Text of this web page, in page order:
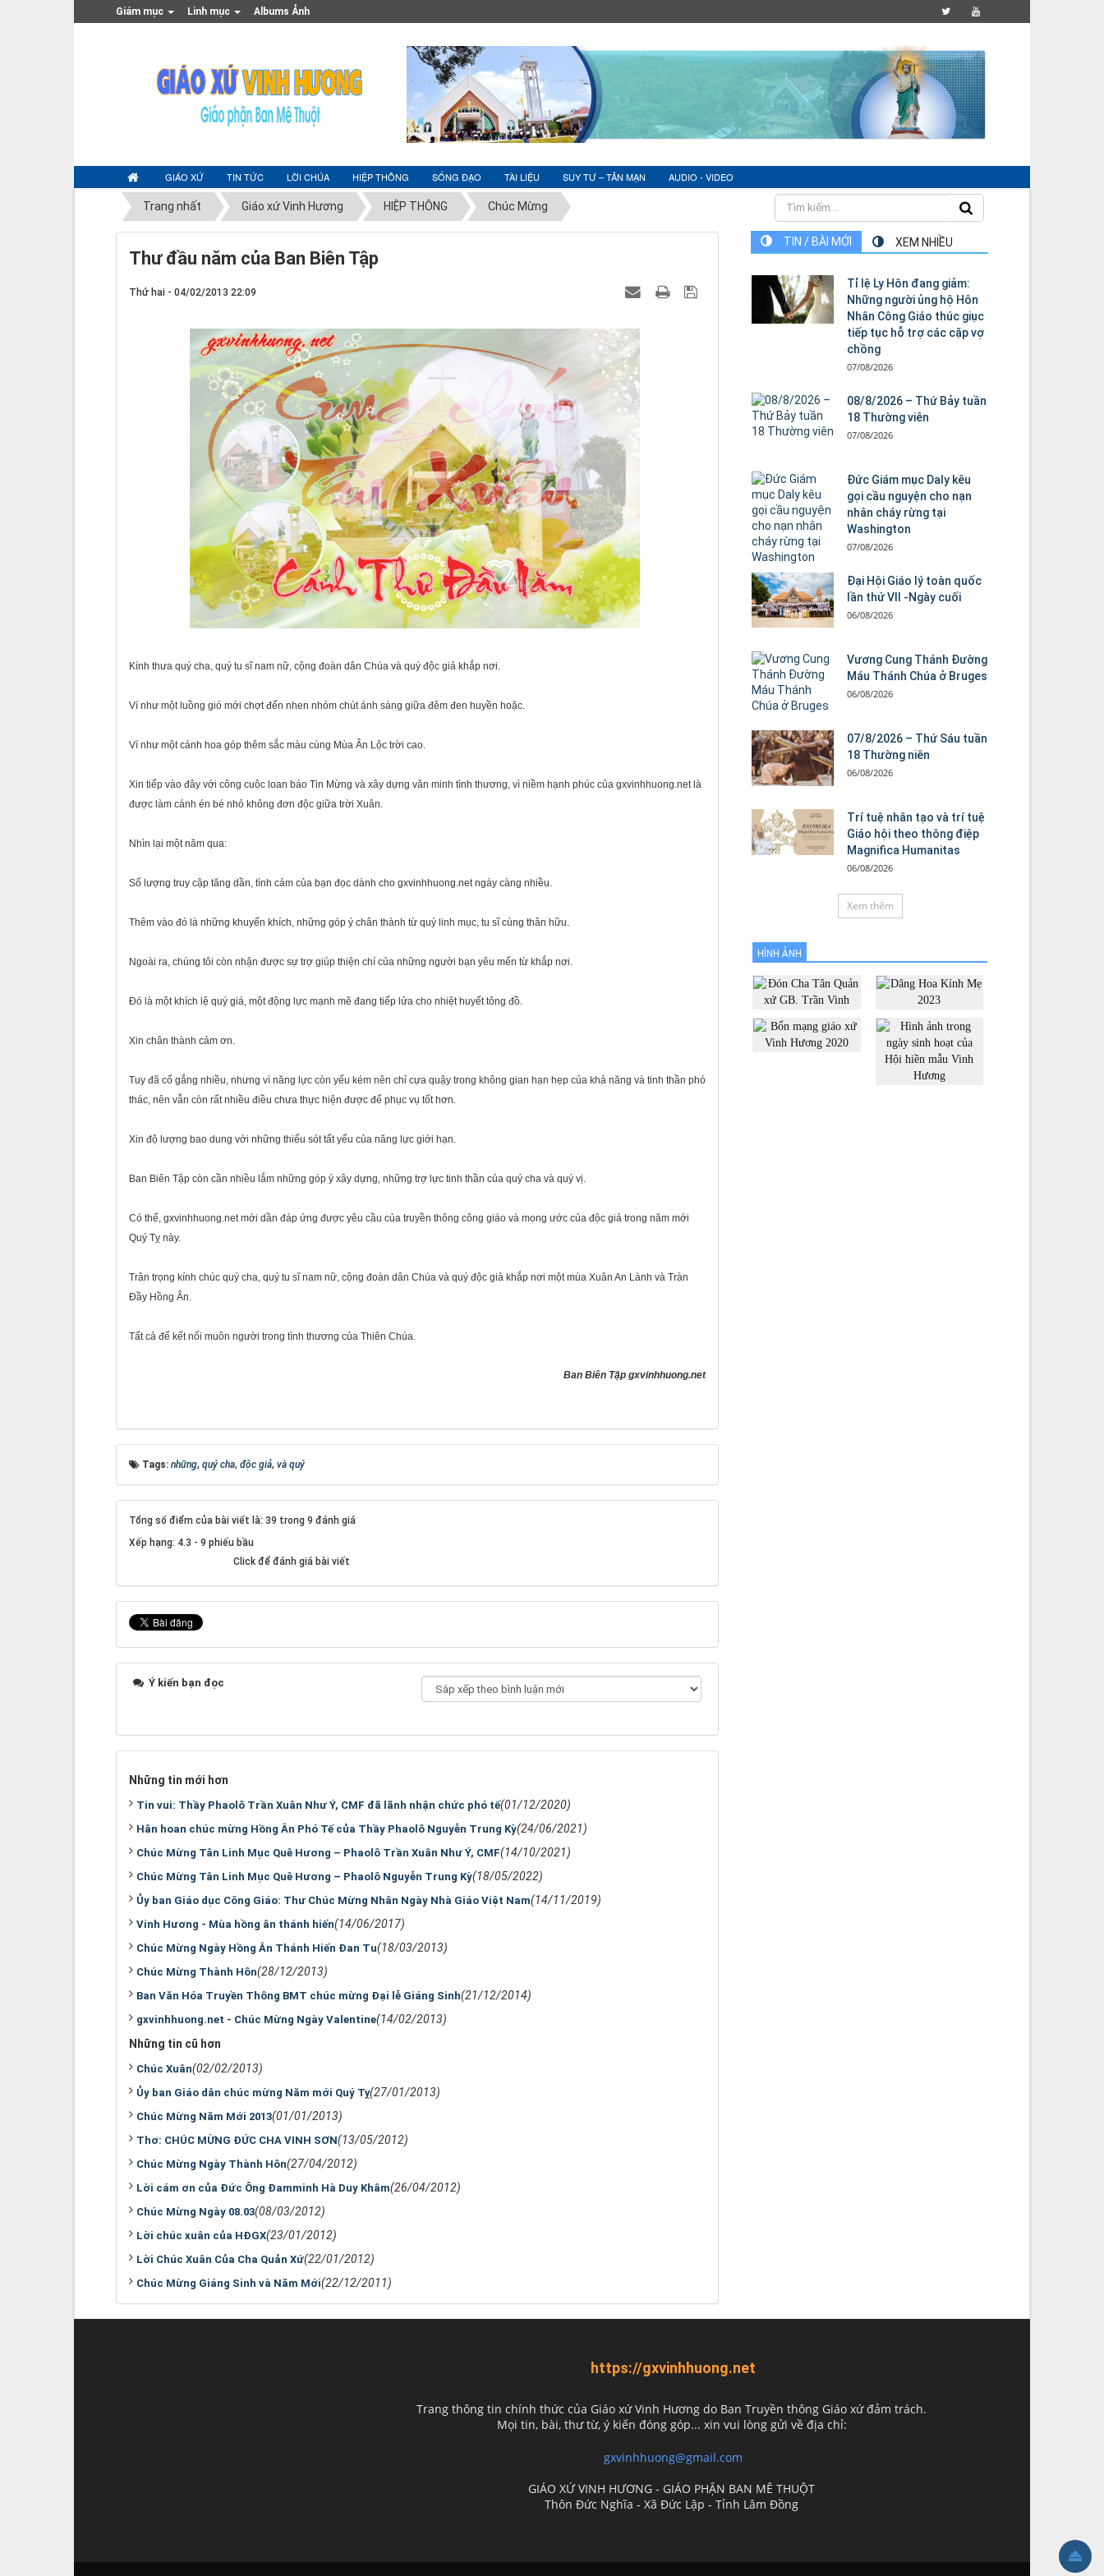
Giám mục Linh mục Albums Ảnh
GIÁO XỨ TIN TỨC LỜI CHÚA HIỆP THÔNG SỐNG ĐẠO TÀI LIỆU SUY TƯ – TẢN MẠN AUDIO - VIDEO
Trang nhất Giáo xứ Vinh Hương HIỆP THÔNG Chúc Mừng
Thư đầu năm của Ban Biên Tập
Thứ hai - 04/02/2013 22:09
Kính thưa quý cha, quý tu sĩ nam nữ, cộng đoàn dân Chúa và quý độc giả khắp nơi.
Ví như một luồng gió mới chợt đến nhen nhóm chút ánh sáng giữa đêm đen huyền hoặc.
Ví như một cánh hoa góp thêm sắc màu cùng Mùa Ân Lộc trời cao.
Xin tiếp vào đây với công cuộc loan báo Tin Mừng và xây dựng văn minh tình thương, vì niềm hạnh phúc của gxvinhhuong.net là
được làm cánh én bé nhỏ không đơn độc giữa trời Xuân.
Nhìn lại một năm qua:
Số lượng truy cập tăng dần, tình cảm của bạn đọc dành cho gxvinhhuong.net ngày càng nhiều.
Thêm vào đó là những khuyến khích, những góp ý chân thành từ quý linh mục, tu sĩ cùng thân hữu.
Ngoài ra, chúng tôi còn nhận được sự trợ giúp thiện chí của những người bạn yêu mến từ khắp nơi.
Đó là một khích lệ quý giá, một động lực mạnh mẽ đang tiếp lửa cho nhiệt huyết tông đồ.
Xin chân thành cảm ơn.
Tuy đã cố gắng nhiều, nhưng vì năng lực còn yếu kém nên chỉ cựa quậy trong không gian hạn hẹp của khả năng và tinh thần phó
thác, nên vẫn còn rất nhiều điều chưa thực hiện được để phục vụ tốt hơn.
Xin độ lượng bao dung với những thiếu sót tất yếu của năng lực giới hạn.
Ban Biên Tập còn cần nhiều lắm những góp ý xây dựng, những trợ lực tinh thần của quý cha và quý vị.
Có thế, gxvinhhuong.net mới dần đáp ứng được yêu cầu của truyền thông công giáo và mong ước của độc giả trong năm mới
Quý Tỵ này.
Trân trọng kính chúc quý cha, quý tu sĩ nam nữ, cộng đoàn dân Chúa và quý độc giả khắp nơi một mùa Xuân An Lành và Tràn
Đầy Hồng Ân.
Tất cả để kết nối muôn người trong tình thương của Thiên Chúa.
Ban Biên Tập gxvinhhuong.net
Tags: những, quý cha, độc giả, và quý
Tổng số điểm của bài viết là: 39 trong 9 đánh giá
Xếp hạng: 4.3 - 9 phiếu bầu
Click để đánh giá bài viết
Ý kiến bạn đọc
Những tin mới hơn
Tin vui: Thầy Phaolô Trần Xuân Như Ý, CMF đã lãnh nhận chức phó tế(01/12/2020)
Hân hoan chúc mừng Hồng Ân Phó Tế của Thầy Phaolô Nguyễn Trung Kỳ(24/06/2021)
Chúc Mừng Tân Linh Mục Quê Hương – Phaolô Trần Xuân Như Ý, CMF(14/10/2021)
Chúc Mừng Tân Linh Mục Quê Hương – Phaolô Nguyễn Trung Kỳ(18/05/2022)
Ủy ban Giáo dục Công Giáo: Thư Chúc Mừng Nhân Ngày Nhà Giáo Việt Nam(14/11/2019)
Vinh Hương - Mùa hồng ân thánh hiến(14/06/2017)
Chúc Mừng Ngày Hồng Ân Thánh Hiến Đan Tu(18/03/2013)
Chúc Mừng Thành Hôn(28/12/2013)
Ban Văn Hóa Truyền Thông BMT chúc mừng Đại lễ Giáng Sinh(21/12/2014)
gxvinhhuong.net - Chúc Mừng Ngày Valentine(14/02/2013)
Những tin cũ hơn
Chúc Xuân(02/02/2013)
Ủy ban Giáo dân chúc mừng Năm mới Quý Tỵ(27/01/2013)
Chúc Mừng Năm Mới 2013(01/01/2013)
Thơ: CHÚC MỪNG ĐỨC CHA VINH SƠN(13/05/2012)
Chúc Mừng Ngày Thành Hôn(27/04/2012)
Lời cám ơn của Đức Ông Đamminh Hà Duy Khâm(26/04/2012)
Chúc Mừng Ngày 08.03(08/03/2012)
Lời chúc xuân của HĐGX(23/01/2012)
Lời Chúc Xuân Của Cha Quản Xứ(22/01/2012)
Chúc Mừng Giáng Sinh và Năm Mới(22/12/2011)
TIN / BÀI MỚI XEM NHIỀU
Tỉ lệ Ly Hôn đang giảm:
Những người ủng hộ Hôn
Nhân Công Giáo thúc giục
tiếp tục hỗ trợ các cặp vợ
chồng
07/08/2026
08/8/2026 – Thứ Bảy tuần
18 Thường viên
07/08/2026
Đức Giám mục Daly kêu
gọi cầu nguyện cho nạn
nhân cháy rừng tại
Washington
07/08/2026
Đại Hội Giáo lý toàn quốc
lần thứ VII -Ngày cuối
06/08/2026
Vương Cung Thánh Ðường
Máu Thánh Chúa ở Bruges
06/08/2026
07/8/2026 – Thứ Sáu tuần
18 Thường niên
06/08/2026
Trí tuệ nhân tạo và trí tuệ
Giáo hội theo thông điệp
Magnifica Humanitas
06/08/2026
Xem thêm
HÌNH ẢNH
https://gxvinhhuong.net
Trang thông tin chính thức của Giáo xứ Vinh Hương do Ban Truyền thông Giáo xứ đảm trách.
Mọi tin, bài, thư từ, ý kiến đóng góp... xin vui lòng gửi về địa chỉ:
gxvinhhuong@gmail.com
GIÁO XỨ VINH HƯƠNG - GIÁO PHẬN BAN MÊ THUỘT
Thôn Đức Nghĩa - Xã Đức Lập - Tỉnh Lâm Đồng